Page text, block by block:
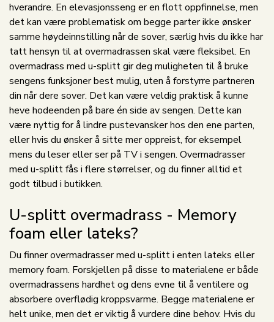
hverandre. En elevasjonsseng er en flott oppfinnelse, men
det kan være problematisk om begge parter ikke ønsker
samme høydeinnstilling når de sover, særlig hvis du ikke har
tatt hensyn til at overmadrassen skal være fleksibel. En
overmadrass med u-splitt gir deg muligheten til å bruke
sengens funksjoner best mulig, uten å forstyrre partneren
din når dere sover. Det kan være veldig praktisk å kunne
heve hodeenden på bare én side av sengen. Dette kan
være nyttig for å lindre pustevansker hos den ene parten,
eller hvis du ønsker å sitte mer oppreist, for eksempel
mens du leser eller ser på TV i sengen. Overmadrasser
med u-splitt fås i flere størrelser, og du finner alltid et
godt tilbud i butikken.
U-splitt overmadrass - Memory
foam eller lateks?
Du finner overmadrasser med u-splitt i enten lateks eller
memory foam. Forskjellen på disse to materialene er både
overmadrassens hardhet og dens evne til å ventilere og
absorbere overflødig kroppsvarme. Begge materialene er
helt unike, men det er viktig å vurdere dine behov. Hvis du